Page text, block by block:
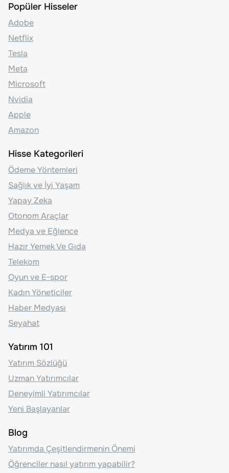
Popüler Hisseler
Adobe
Netflix
Tesla
Meta
Microsoft
Nvidia
Apple
Amazon
Hisse Kategorileri
Ödeme Yöntemleri
Sağlık ve İyi Yaşam
Yapay Zeka
Otonom Araçlar
Medya ve Eğlence
Hazır Yemek Ve Gıda
Telekom
Oyun ve E-spor
Kadın Yöneticiler
Haber Medyası
Seyahat
Yatırım 101
Yatırım Sözlüğü
Uzman Yatırımcılar
Deneyimli Yatırımcılar
Yeni Başlayanlar
Blog
Yatırımda Çeşitlendirmenin Önemi
Öğrenciler nasıl yatırım yapabilir?